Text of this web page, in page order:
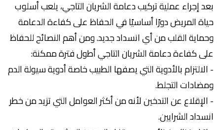
بعد إجراء عملية تركيب دعامة الشريان التاجي، يلعب أسلوب
حياة المريض دورًا أساسيًا في الحفاظ على كفاءة الدعامة
وحماية القلب من أي انسداد جديد. ومن أهم النصائح للحفاظ
على كفاءة دعامة الشريان التاجي أطول فترة ممكنة:
- الالتزام بالأدوية التي يصفها الطبيب خاصة أدوية سيولة الدم
ومضادات التجلط.
- الإقلاع عن التدخين لأنه من أكثر العوامل التي تزيد من خطر
انسداد الشرايين.